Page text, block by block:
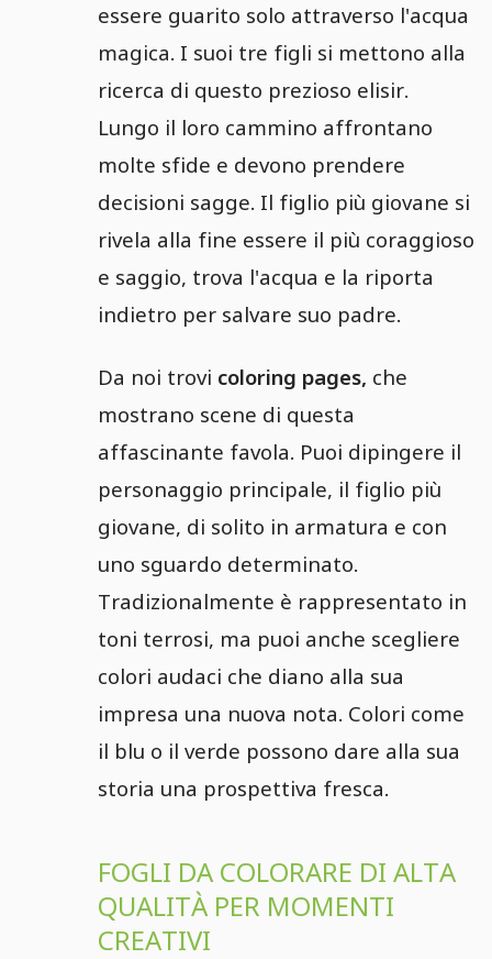
essere guarito solo attraverso l'acqua
magica. I suoi tre figli si mettono alla
ricerca di questo prezioso elisir.
Lungo il loro cammino affrontano
molte sfide e devono prendere
decisioni sagge. Il figlio più giovane si
rivela alla fine essere il più coraggioso
e saggio, trova l'acqua e la riporta
indietro per salvare suo padre.
Da noi trovi coloring pages, che
mostrano scene di questa
affascinante favola. Puoi dipingere il
personaggio principale, il figlio più
giovane, di solito in armatura e con
uno sguardo determinato.
Tradizionalmente è rappresentato in
toni terrosi, ma puoi anche scegliere
colori audaci che diano alla sua
impresa una nuova nota. Colori come
il blu o il verde possono dare alla sua
storia una prospettiva fresca.
FOGLI DA COLORARE DI ALTA
QUALITÀ PER MOMENTI
CREATIVI